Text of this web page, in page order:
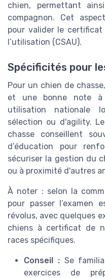
chien, permettant
compagnon. Cet
pour valider le
l’utilisation (CSAU).
Spécificités pour
Pour un chien de
et une bonne note à
utilisation nationale
sélection ou d'agility.
chasse conseillent
d’éducation pour
sécuriser la gestion du
ou à proximité d'autres
À noter : selon la
pour passer l’examen
révolus, avec quelques
chiens à certificat de
races spécifiques.
Conseil :Se
exercices de